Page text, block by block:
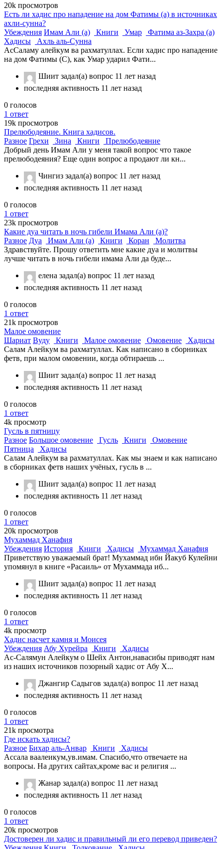
20k просмотров
Есть ли хадис про нападение на дом Фатимы (а) в источниках
ахли-сунна?
Убеждения Имам Али (а) Книги Умар
Фатима аз-Захра (а)
Хадисы
Ахль аль-Сунна
АсСаламу алейкум ва рахматуллах. Если хадис про нападение
на дом Фатимы (С), как Умар ударил Фати...
Шиит задал(а) вопрос 11 лет назад
последняя активность 11 лет назад
0 голосов
1 ответ
19k просмотров
Прелюбодеяние. Книга хадисов.
Разное Грехи Зина Книги
Прелюбодеяние
Добрый день Имам Али у меня такой вопрос что такое
прелюбодеяния? Еще один вопрос а продают ли кн...
Чингиз задал(а) вопрос 11 лет назад
последняя активность 11 лет назад
0 голосов
1 ответ
23k просмотров
Какие дуа читать в ночь гибели Имама Али (а)?
Разное Дуа Имам Али (а) Книги Коран
Молитва
Здравствуйте. Прошу ответить мне какие дуа и молитвы
лучше читать в ночь гибели имама Али да буде...
елена задал(а) вопрос 11 лет назад
последняя активность 11 лет назад
0 голосов
1 ответ
21k просмотров
Малое омовение
Шариат Вуду Книги Малое омовение Омовение
Хадисы
Салам Алейкум ва рахматуллах. Как написано в сборниках
фетв, при малом омовении, когда обтираешь ...
Шиит задал(а) вопрос 11 лет назад
последняя активность 11 лет назад
0 голосов
1 ответ
4k просмотр
Гусль в пятницу
Разное Большое омовение Гусль Книги
Омовение
Пятница
Хадисы
Салам Алейкум ва рахматуллах. Как мы знаем и как написано
в сборниках фетв наших учёных, гусль в ...
Шиит задал(а) вопрос 11 лет назад
последняя активность 11 лет назад
0 голосов
1 ответ
20k просмотров
Мухаммад Ханафия
Убеждения История Книги Хадисы
Мухаммад Ханафия
Приветствую уважаемый брат! Мухаммад ибн Йакуб Кулейни
упомянул в книге «Расаиль» от Мухаммада иб...
Шиит задал(а) вопрос 11 лет назад
последняя активность 11 лет назад
0 голосов
1 ответ
4k просмотр
Хадис насчет камня и Моисея
Убеждения Абу Хурейра Книги
Хадисы
Ас-Салямун Алейкум о Шейх Антон,навасибы приводят нам
из наших источников позорный хадис от Абу Х...
Джангир Садыгов задал(а) вопрос 11 лет назад
последняя активность 11 лет назад
0 голосов
1 ответ
21k просмотра
Где искать хадисы?
Разное Бихар аль-Анвар Книги
Хадисы
Ассала ваалеикум,ув.имам. Спасибо,что отвечаете на
вопросы. На других сайтах,кроме вас и религия ...
Жанар задал(а) вопрос 11 лет назад
последняя активность 11 лет назад
0 голосов
1 ответ
20k просмотров
Достоверен ли хадис и правильный ли его перевод приведен?